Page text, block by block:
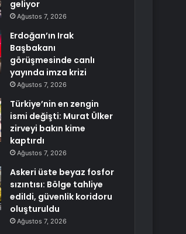
geliyor
Ağustos 7, 2026
Erdoğan’ın Irak
Başbakanı
görüşmesinde canlı
yayında imza krizi
Ağustos 7, 2026
Türkiye’nin en zengin
ismi değişti: Murat Ülker
zirveyi bakın kime
kaptırdı
Ağustos 7, 2026
Askeri üste beyaz fosfor
sızıntısı: Bölge tahliye
edildi, güvenlik koridoru
oluşturuldu
Ağustos 7, 2026